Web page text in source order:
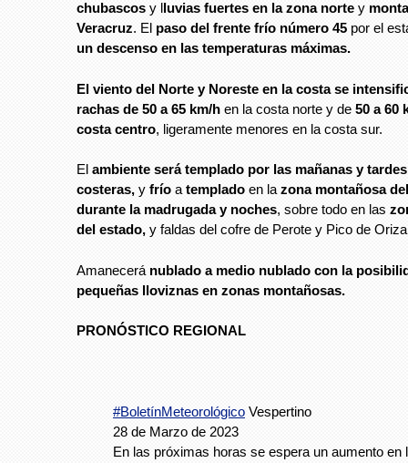
chubascos y lluvias fuertes en la zona norte y
Veracruz. El paso del frente frío número 45 por el
un descenso en las temperaturas máximas.
El viento del Norte y Noreste en la costa se
rachas de 50 a 65 km/h en la costa norte y de 50 a 60
costa centro, ligeramente menores en la costa sur.
El ambiente será templado por las mañanas y
costeras, y frío a templado en la zona montañosa
durante la madrugada y noches, sobre todo en las
del estado, y faldas del cofre de Perote y Pico de
Amanecerá nublado a medio nublado con la
pequeñas lloviznas en zonas montañosas.
PRONÓSTICO REGIONAL
#BoletínMeteorológico Vespertino
28 de Marzo de 2023
En las próximas horas se espera un aumento en